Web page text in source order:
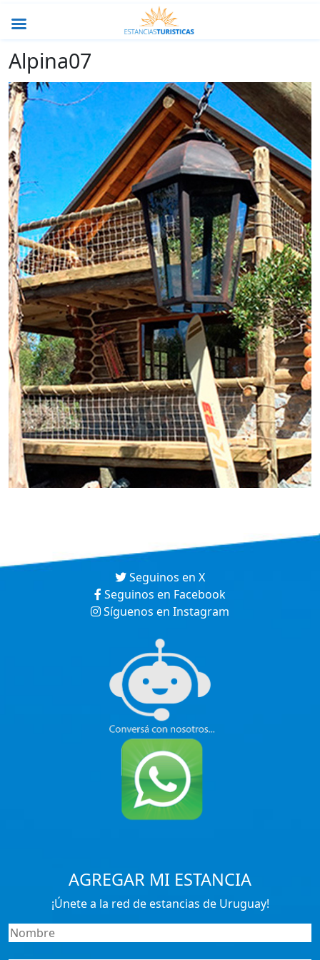
Alpina07
Seguinos en X
Seguinos en Facebook
Síguenos en Instagram
AGREGAR MI ESTANCIA
¡Únete a la red de estancias de Uruguay!